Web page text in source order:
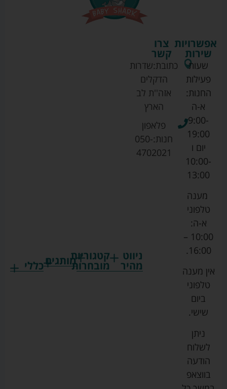
ניווט
מהיר
קטגוריות
מובחרותמותגים
גרקו
כללי
צרו
קשר
כתובת:שדרות
הדקלים
אזה''ת לב
הארץ
פלאפון
חנות:050-
4702021
אפשרויות
שירות
שעות
פעילות
החנות:
א-ה
9:00-
19:00
יום ו
10:00-
13:00
מענה
טלפוני
א-ה:
10:00 –
16:00.
אין מענה
טלפוני
ביום
שישי.
ניתן
לשלוח
הודעה
בווצאפ